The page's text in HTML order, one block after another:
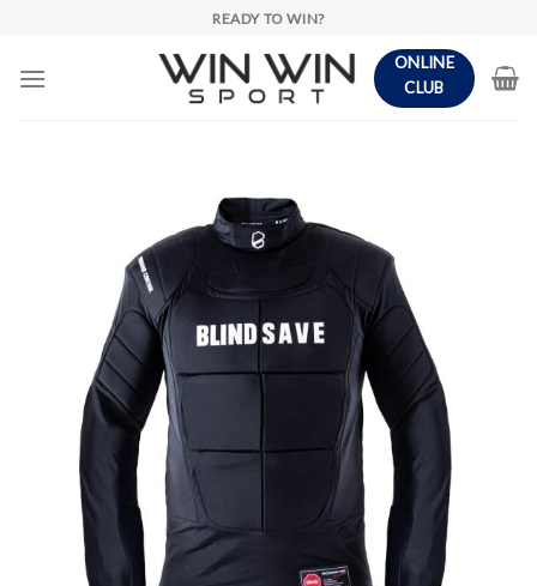
content
READY TO WIN?
ONLINE
CLUB